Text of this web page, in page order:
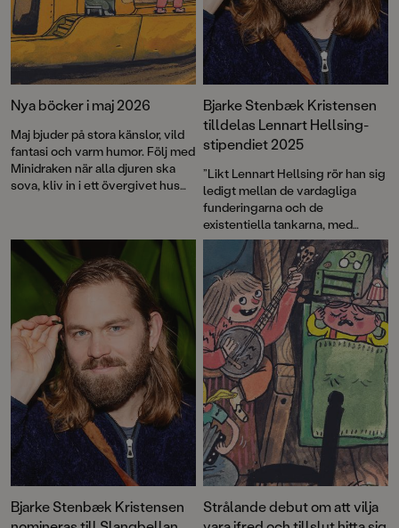
Nya böcker i maj 2026
Maj bjuder på stora känslor, vild
fantasi och varm humor. Följ med
Minidraken när alla djuren ska
sova, kliv in i ett övergivet hus
med fullt kaos i toakön. Möt
tjejerna från den älskade SVT-
serien Tjejer och häng med i
deras vardag där kompisarna
betyder allt. Och läs en somrig
berättelse om vänskap som
förändras – och om att slut
faktiskt kan vara början på nåt
nytt. Välkommen till en ny
fullmatad bokmånad!
Bjarke Stenbæk Kristensen
tilldelas Lennart Hellsing-
stipendiet 2025
”Likt Lennart Hellsing rör han sig
ledigt mellan de vardagliga
funderingarna och de
existentiella tankarna, med
samma självklarhet och
nyfikenhet som ett barn gör.
Genom att visa tilltro till läsaren
och behandla teman som att få
vara i fred eller att vi är starkare
tillsammans, befäster Bjarke sin
plats som en framtidens
bilderboksskapare.” Ur
motiveringen
Bjarke Stenbæk Kristensen
Strålande debut om att vilja